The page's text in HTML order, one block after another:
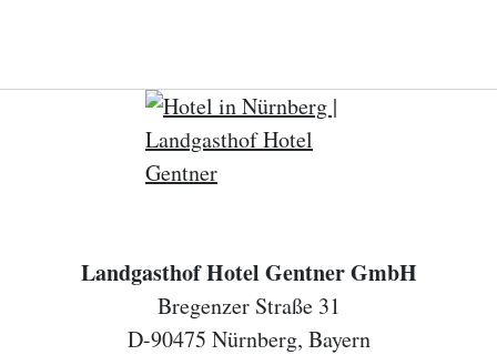
Landgasthof Hotel Gentner GmbH
Bregenzer Straße 31
D-90475 Nürnberg, Bayern